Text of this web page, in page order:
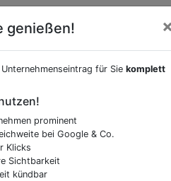
von
Dienstleistung
hinzufügen?
uns zu kontaktieren.
Firmeneintrag um
genießen!
für Sie komplett
prominent
bei Google & Co.
Klicks
Sichtbarkeit
kündbar